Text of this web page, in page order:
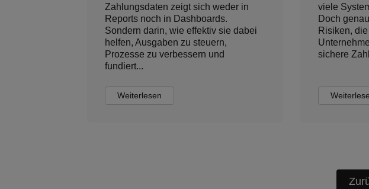
tatsächlich arbeitet, entscheidet sich
im Travel Trade hinter den Kulissen –
dort, wo zahlreiche Leistungsträger
und Reiseveranstalter,
unterschiedliche Zahlung...
Weiterlesen
fehlt